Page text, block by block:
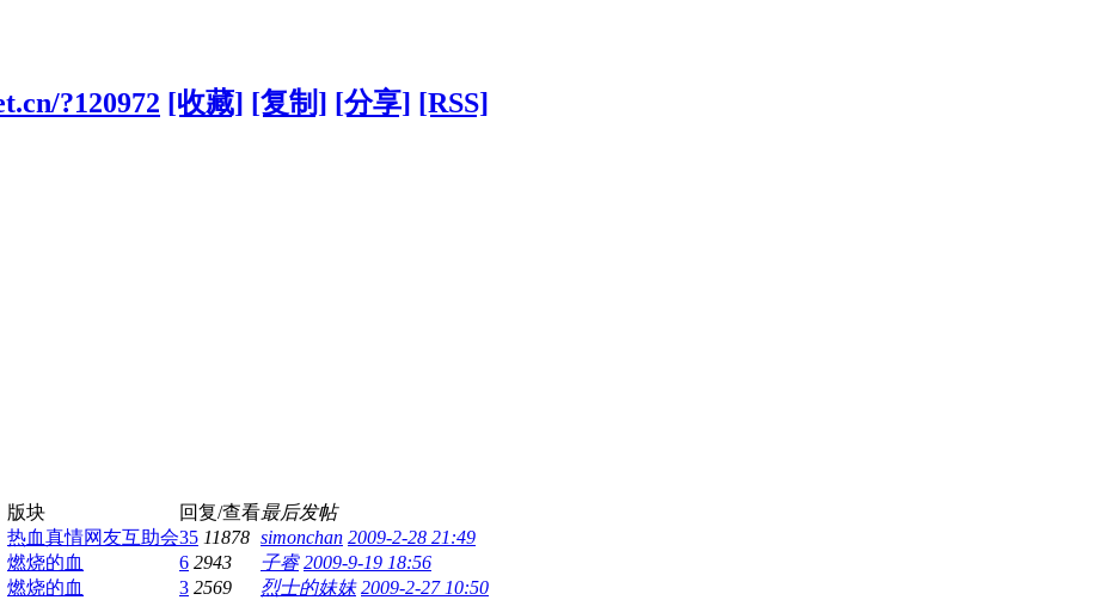
?120972 [收藏] [复制] [分享] [RSS]
版块 回复/查看最后发帖
热血真情网友互助会35 11878 simonchan 2009-2-28 21:49
燃烧的血 6 2943 子睿 2009-9-19 18:56
燃烧的血 3 2569 烈士的妹妹 2009-2-27 10:50